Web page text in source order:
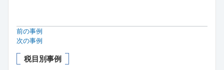
前の事例
次の事例
税目別事例